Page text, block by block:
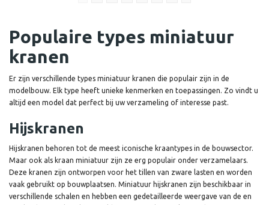
Populaire types miniatuur
kranen
Er zijn verschillende types miniatuur kranen die populair zijn in de
modelbouw. Elk type heeft unieke kenmerken en toepassingen. Zo vindt u
altijd een model dat perfect bij uw verzameling of interesse past.
Hijskranen
Hijskranen behoren tot de meest iconische kraantypes in de bouwsector.
Maar ook als kraan miniatuur zijn ze erg populair onder verzamelaars.
Deze kranen zijn ontworpen voor het tillen van zware lasten en worden
vaak gebruikt op bouwplaatsen. Miniatuur hijskranen zijn beschikbaar in
verschillende schalen en hebben een gedetailleerde weergave van de en